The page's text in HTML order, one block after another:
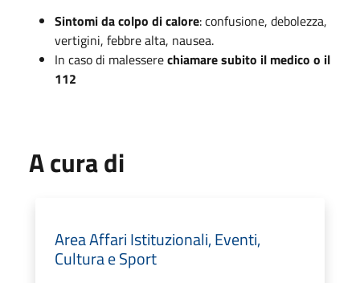
Sintomi da colpo di calore: confusione, debolezza,
vertigini, febbre alta, nausea.
In caso di malesserechiamare subito il medico o il
112
A cura di
Area Affari Istituzionali, Eventi,
Cultura e Sport